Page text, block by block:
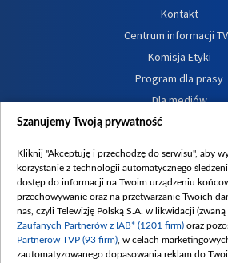
Kontakt
Centrum informacji
Komisja Etyki
Program dla prasy
Dla mediów
Serwis fotograficzny
Polityka Prywatności
Polityka przeciwdziałania
Sklep TVP
Biuro Reklamy
Oferta
Szanujemy Twoją prywatność
Kliknij "Akceptuję i przechodzę do serwisu", aby
korzystanie z technologii automatycznego
dostęp do informacji na Twoim urządzeniu
przechowywanie oraz na przetwarzanie Twoich
nas, czyli Telewizję Polską S.A. w likwidacji (zwaną
Zaufanych Partnerów z IAB* (1201 firm) oraz
Partnerów TVP (93 firm) , w celach
zautomatyzowanego dopasowania reklam do